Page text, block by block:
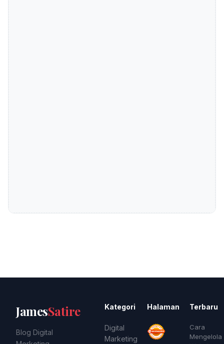
JamesSatire
Blog Digital
Kategori
Digital
Marketing
Halaman Terbaru
Cara
Mengelola